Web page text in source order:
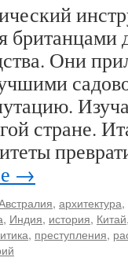
британцами
Они
стране.
→
, архитектура,
, Индия, история, Китай
, преступления,